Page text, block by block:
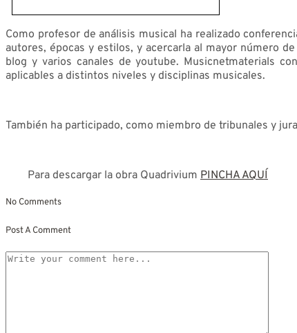
Como profesor de análisis musical ha realizado
autores, épocas y estilos, y acercarla al mayor número
blog y varios canales de youtube. Musicnetmaterials
aplicables a distintos niveles y disciplinas musicales.
También ha participado, como miembro de tribunales y
Para descargar la obra Quadrivium PINCHA AQUÍ
No Comments
Post A Comment